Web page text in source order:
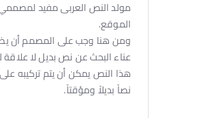
مولد النص العربى مفيد
الموقع.
ومن هنا وجب على المصمم أن
عناء البحث عن نص بديل لا
هذا النص يمكن أن يتم تركيبه
نصاً بديلاً ومؤقتاً.